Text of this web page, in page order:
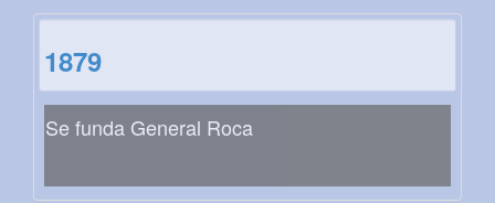
1879
Se funda General Roca